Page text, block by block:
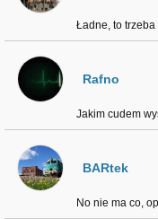
Ładne, to
Rafno
Jakim cudem
BARtek
No nie ma co,